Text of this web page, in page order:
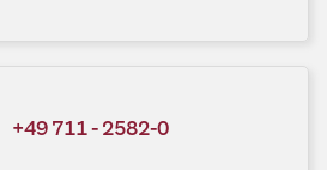
+49 711 - 2582-0